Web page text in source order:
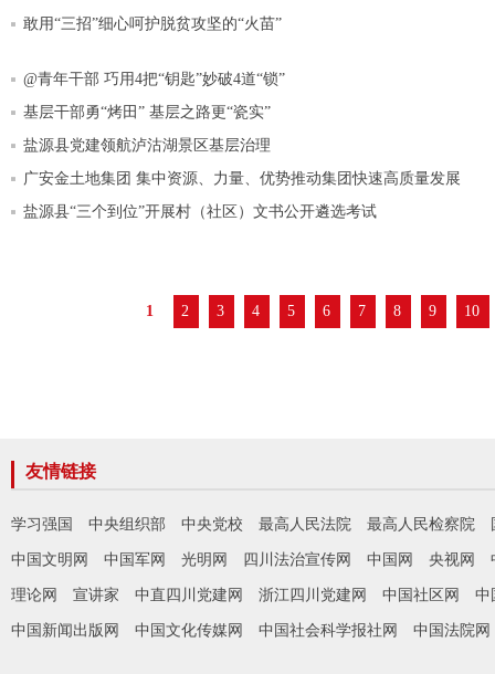
敢用“三招”细心呵护脱贫攻坚的“火苗”
@青年干部 巧用4把“钥匙”妙破4道“锁”
基层干部勇“烤田” 基层之路更“瓷实”
盐源县党建领航泸沽湖景区基层治理
广安金土地集团 集中资源、力量、优势推动集团快速高质量发展
盐源县“三个到位”开展村（社区）文书公开遴选考试
1 2 3 4 5 6 7 8 9 10
友情链接
学习强国 中央组织部 中央党校 最高人民法院 最高人民检察院
中国文明网 中国军网 光明网 四川法治宣传网 中国网 央视网
理论网 宣讲家 中直四川党建网 浙江四川党建网 中国社区网 中
中国新闻出版网 中国文化传媒网 中国社会科学报社网 中国法院网